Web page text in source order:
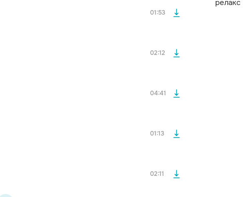
01:53
02:12
04:41
01:13
02:11
релакс